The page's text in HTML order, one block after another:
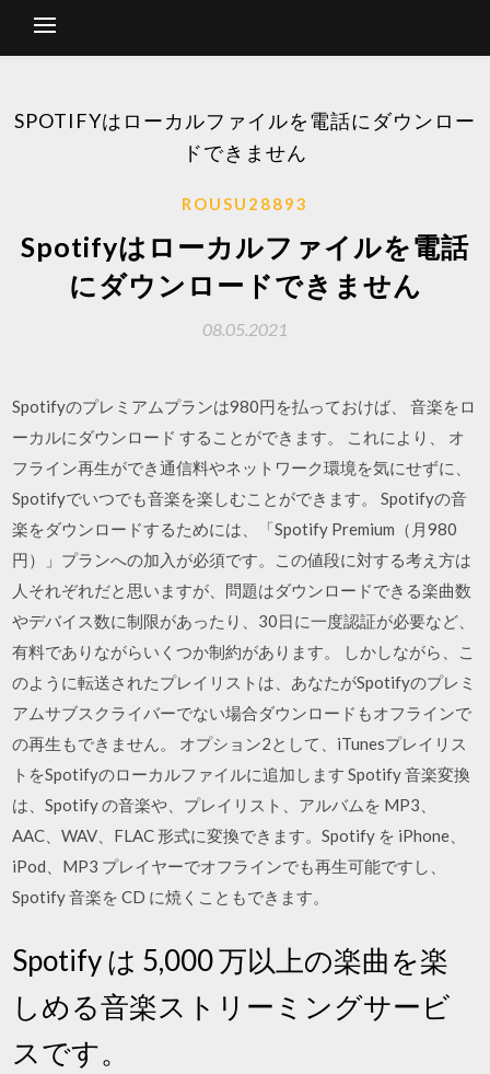
SPOTIFYはローカルファイルを電話にダウンロー
ドできません
ROUSU28893
Spotifyはローカルファイルを電話
にダウンロードできません
08.05.2021
Spotifyのプレミアムプランは980円を払っておけば、 音楽をロ
ーカルにダウンロード することができます。 これにより、 オ
フライン再生ができ通信料やネットワーク環境を気にせずに、
Spotifyでいつでも音楽を楽しむことができます。 Spotifyの音
楽をダウンロードするためには、「Spotify Premium（月980
円）」プランへの加入が必須です。この値段に対する考え方は
人それぞれだと思いますが、問題はダウンロードできる楽曲数
やデバイス数に制限があったり、30日に一度認証が必要など、
有料でありながらいくつか制約があります。 しかしながら、こ
のように転送されたプレイリストは、あなたがSpotifyのプレミ
アムサブスクライバーでない場合ダウンロードもオフラインで
の再生もできません。 オプション2として、iTunesプレイリス
トをSpotifyのローカルファイルに追加します Spotify 音楽変換
は、Spotify の音楽や、プレイリスト、アルバムを MP3、
AAC、WAV、FLAC 形式に変換できます。Spotify を iPhone、
iPod、MP3 プレイヤーでオフラインでも再生可能ですし、
Spotify 音楽を CD に焼くこともできます。
Spotify は 5,000 万以上の楽曲を楽
しめる音楽ストリーミングサービ
スです。